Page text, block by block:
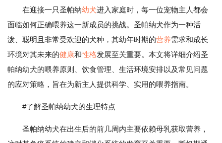
在迎接一只圣帕纳幼犬进入家庭时，每一位宠物主人都会
面临如何正确喂养这一新成员的挑战。圣帕纳犬作为一种活
泼、聪明且非常受欢迎的犬种，其幼年时期的营养需求和成长
环境对其未来的健康和性格发展至关重要。本文将详细介绍圣
帕纳幼犬的喂养原则、饮食管理、生活环境安排以及常见问题
的应对策略，旨在为新主人提供科学、实用的喂养指南。
#了解圣帕纳幼犬的生理特点
圣帕纳幼犬在出生后的前几周内主要依赖母乳获取营养，